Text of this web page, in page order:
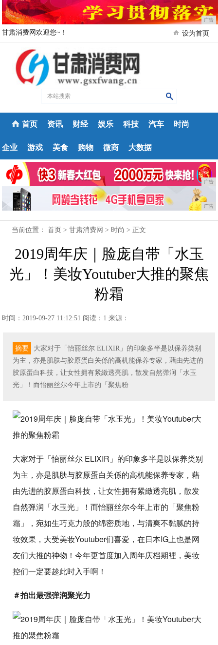
广告
甘肃消费网欢迎您~！ 设为首页
首页 资讯 财经 娱乐 科技 汽车 时尚
企业 游戏 美食 购物 微商 大数据
广告
广告
当前位置：首页 >甘肃消费网 > 时尚 > 正文
2019周年庆｜脸庞自带「水玉
光」！美妆Youtuber大推的聚焦
粉霜
时间：2019-09-27 11:12:51 阅读：1 来源：
摘要
大家对于「怡丽丝尔 ELIXIR」的印象多半是以保养类别
为主，亦是肌肤与胶原蛋白关係的高机能保养专家，藉由先进的
胶原蛋白科技，让女性拥有紧緻透亮肌，散发自然弹润「水玉
光」！而怡丽丝尔今年上市的「聚焦粉
大家对于「怡丽丝尔 ELIXIR」的印象多半是以保养类别
为主，亦是肌肤与胶原蛋白关係的高机能保养专家，藉
由先进的胶原蛋白科技，让女性拥有紧緻透亮肌，散发
自然弹润「水玉光」！而怡丽丝尔今年上市的「聚焦粉
霜」，宛如生巧克力般的绵密质地，与清爽不黏腻的持
妆效果，大受美妆Youtuber们喜爱，在日本IG上也是网
友们大推的神物！今年更首度加入周年庆档期裡，美妆
控们一定要趁此时入手啊！
＃拍出最强弹润聚光力